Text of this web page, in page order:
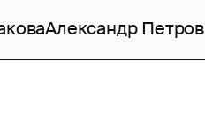
Александр Петров